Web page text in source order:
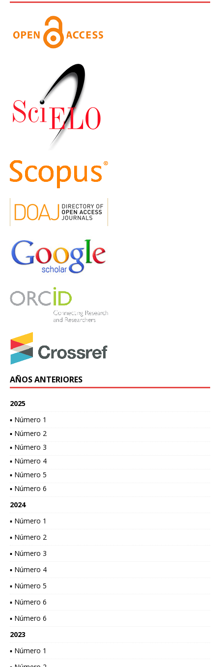
AÑOS ANTERIORES
2025
▪ Número 1
▪ Número 2
▪ Número 3
▪ Número 4
▪ Número 5
▪ Número 6
2024
▪ Número 1
▪ Número 2
▪ Número 3
▪ Número 4
▪ Número 5
▪ Número 6
▪ Número 6
2023
▪ Número 1